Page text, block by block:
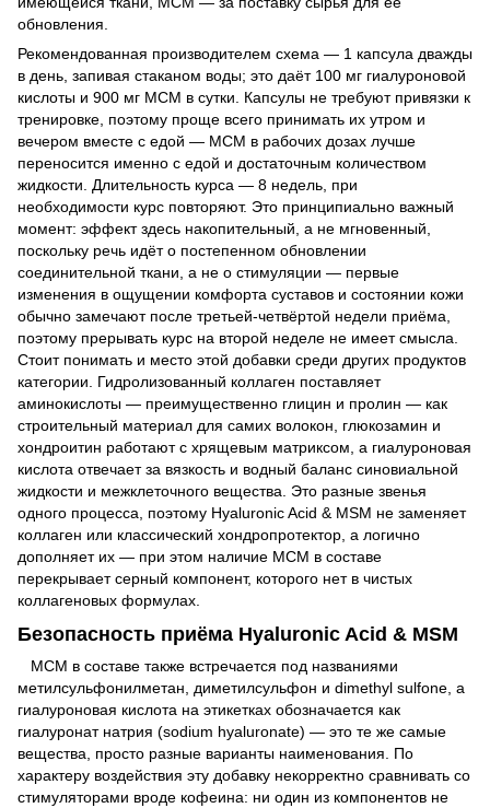
обновления.
Рекомендованная производителем схема — 1 капсула дважды
в день, запивая стаканом воды; это даёт 100 мг гиалуроновой
кислоты и 900 мг МСМ в сутки. Капсулы не требуют привязки к
тренировке, поэтому проще всего принимать их утром и
вечером вместе с едой — МСМ в рабочих дозах лучше
переносится именно с едой и достаточным количеством
жидкости. Длительность курса — 8 недель, при
необходимости курс повторяют. Это принципиально важный
момент: эффект здесь накопительный, а не мгновенный,
поскольку речь идёт о постепенном обновлении
соединительной ткани, а не о стимуляции — первые
изменения в ощущении комфорта суставов и состоянии кожи
обычно замечают после третьей-четвёртой недели приёма,
поэтому прерывать курс на второй неделе не имеет смысла.
Стоит понимать и место этой добавки среди других продуктов
категории. Гидролизованный коллаген поставляет
аминокислоты — преимущественно глицин и пролин — как
строительный материал для самих волокон, глюкозамин и
хондроитин работают с хрящевым матриксом, а гиалуроновая
кислота отвечает за вязкость и водный баланс синовиальной
жидкости и межклеточного вещества. Это разные звенья
одного процесса, поэтому Hyaluronic Acid & MSM не заменяет
коллаген или классический хондропротектор, а логично
дополняет их — при этом наличие МСМ в составе
перекрывает серный компонент, которого нет в чистых
коллагеновых формулах.
Безопасность приёма Hyaluronic Acid & MSM
МСМ в составе также встречается под названиями
метилсульфонилметан, диметилсульфон и dimethyl sulfone, а
гиалуроновая кислота на этикетках обозначается как
гиалуронат натрия (sodium hyaluronate) — это те же самые
вещества, просто разные варианты наименования. По
характеру воздействия эту добавку некорректно сравнивать со
стимуляторами вроде кофеина: ни один из компонентов не